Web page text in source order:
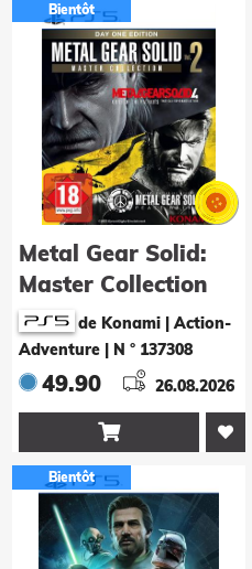
Bientôt
Metal Gear Solid:
Master Collection
Vol. 2 - Day One
Edition
de Konami | Action-
Adventure
N ° 137308
49.90 26.08.2026

Bientôt